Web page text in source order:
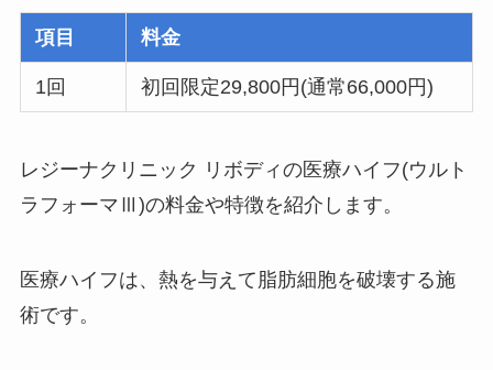
項目 料金
1回 初回限定29,800円(通常66,000円)
レジーナクリニック リボディの医療ハイフ(ウルト
ラフォーマⅢ)の料金や特徴を紹介します。
医療ハイフは、熱を与えて脂肪細胞を破壊する施
術です。